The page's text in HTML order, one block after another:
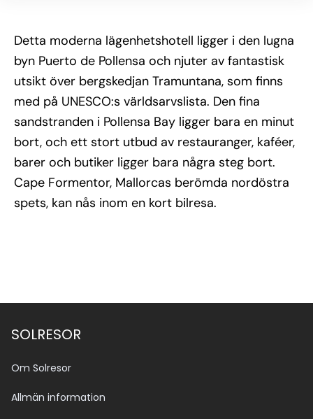
Detta moderna lägenhetshotell ligger i den lugna
byn Puerto de Pollensa och njuter av fantastisk
utsikt över bergskedjan Tramuntana, som finns
med på UNESCO:s världsarvslista. Den fina
sandstranden i Pollensa Bay ligger bara en minut
bort, och ett stort utbud av restauranger, kaféer,
barer och butiker ligger bara några steg bort.
Cape Formentor, Mallorcas berömda nordöstra
spets, kan nås inom en kort bilresa.
SOLRESOR
Om Solresor
Allmän information